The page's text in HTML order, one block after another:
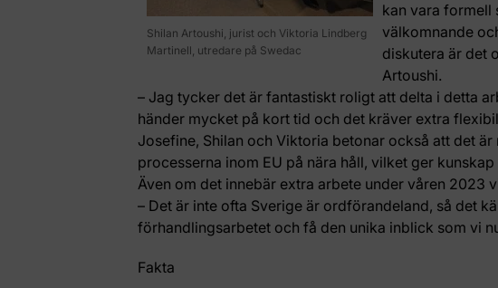
Shilan Artoushi, jurist och Viktoria Lindberg
Martinell, utredare på Swedac
kan vara formell
välkomnande
diskutera är det
Artoushi.
– Jag tycker det är fantastiskt roligt att delta i detta
händer mycket på kort tid och det kräver extra
Josefine, Shilan och Viktoria betonar också att det
processerna inom EU på nära håll, vilket ger
Även om det innebär extra arbete under våren 2023
– Det är inte ofta Sverige är ordförandeland, så det
förhandlingsarbetet och få den unika inblick som vi
Fakta